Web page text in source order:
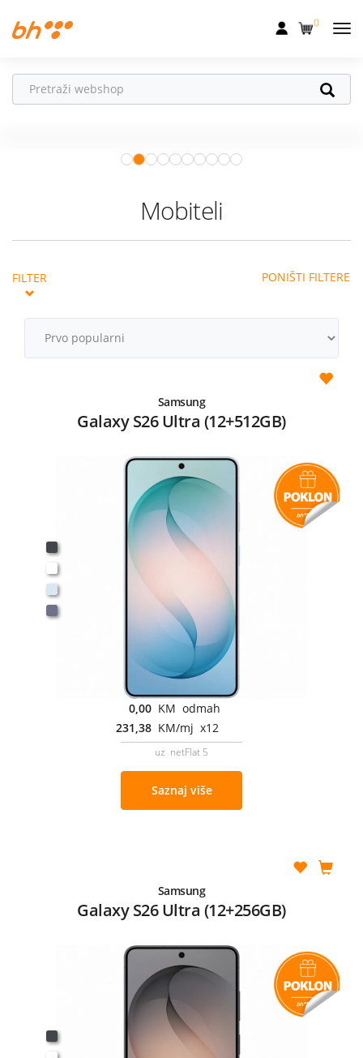
Fiksna
Akcije
Podrška
0
Apple Watch– vaš partner za
zdraviji i aktivniji život.
Mobiteli
FILTER PONIŠTI FILTERE
Samsung
Galaxy S26 Ultra (12+512GB)
0,00 KM odmah
231,38 KM/mj x12
uz netFlat 5
Saznaj više
Samsung
Galaxy S26 Ultra (12+256GB)